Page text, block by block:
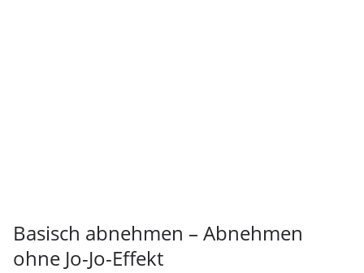
Basisch abnehmen – Abnehmen
ohne Jo-Jo-Effekt